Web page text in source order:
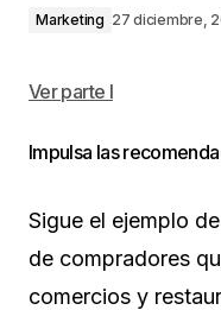
Marketing 27 diciembre,
Ver parte I
Impulsa las
Sigue el ejemplo
de compradores
comercios y